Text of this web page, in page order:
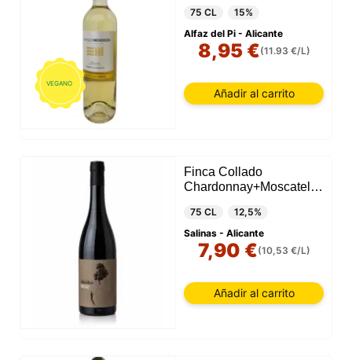
VEGANO
75 CL
15%
Alfaz del Pi - Alicante
8,95 €(11.93 €/L)
Añadir al carrito
Finca Collado
Chardonnay+Moscatell
75 CL
12,5%
Salinas - Alicante
7,90 €(10,53 €/L)
Añadir al carrito